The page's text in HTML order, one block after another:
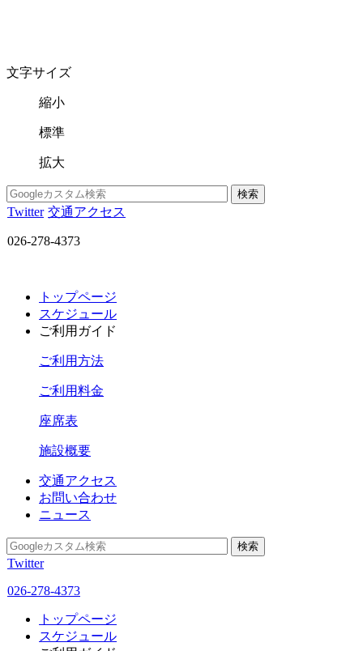
文字サイズ
縮小
標準
拡大
Twitter 交通アクセス
026-278-4373
トップページ
スケジュール
ご利用ガイド
ご利用方法
ご利用料金
座席表
施設概要
交通アクセス
お問い合わせ
ニュース
Twitter
026-278-4373
トップページ
スケジュール